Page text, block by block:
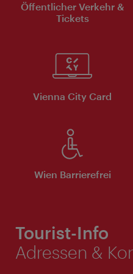
Öffentlicher Verkehr &
Tickets
Vienna City Card
Wien Barrierefrei
Tourist-Info
Adressen &